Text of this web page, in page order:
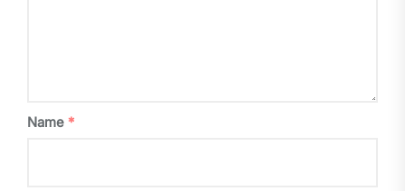
Name *